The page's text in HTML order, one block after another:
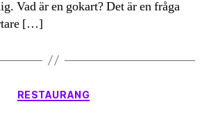
Vad är en gokart? Det är en fråga
[…]
Kategorier
RESTAURANG